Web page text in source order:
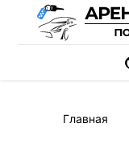
Главная